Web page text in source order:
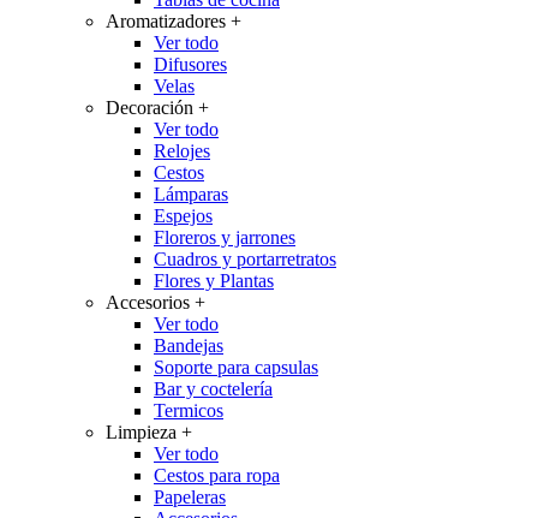
Aromatizadores +
Ver todo
Difusores
Velas
Decoración +
Ver todo
Relojes
Cestos
Lámparas
Espejos
Floreros y jarrones
Cuadros y portarretratos
Flores y Plantas
Accesorios +
Ver todo
Bandejas
Soporte para capsulas
Bar y coctelería
Termicos
Limpieza +
Ver todo
Cestos para ropa
Papeleras